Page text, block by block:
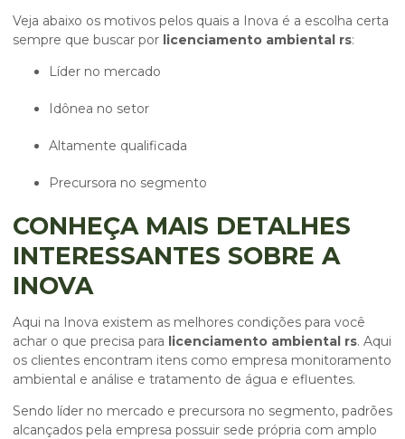
Veja abaixo os motivos pelos quais a Inova é a escolha certa
sempre que buscar por licenciamento ambiental rs:
líder no mercado
idônea no setor
altamente qualificada
precursora no segmento
CONHEÇA MAIS DETALHES
INTERESSANTES SOBRE A
INOVA
Aqui na Inova existem as melhores condições para você
achar o que precisa para licenciamento ambiental rs. Aqui
os clientes encontram itens como empresa monitoramento
ambiental e análise e tratamento de água e efluentes.
Sendo líder no mercado e precursora no segmento, padrões
alcançados pela empresa possuir sede própria com amplo